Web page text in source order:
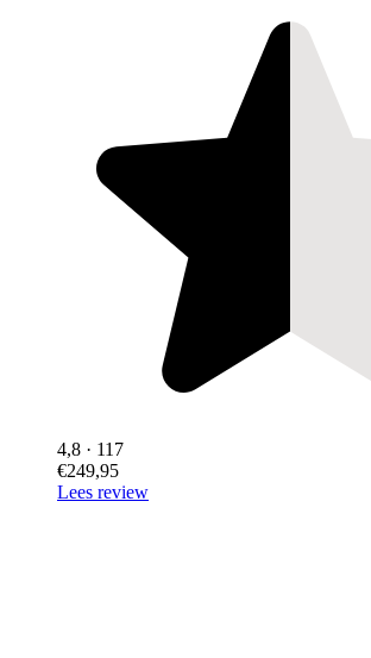
4,8 · 117
€249,95
Lees review